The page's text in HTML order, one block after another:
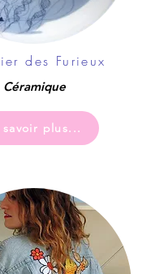
des Furieux
Céramique
savoir plus...